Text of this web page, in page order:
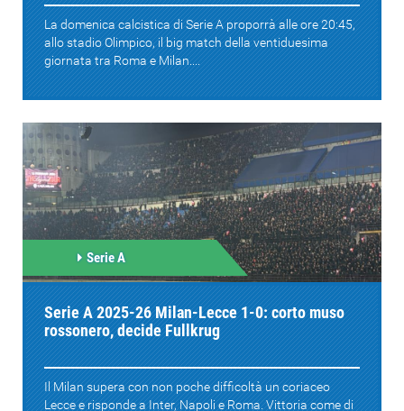
La domenica calcistica di Serie A proporrà alle ore 20:45,
allo stadio Olimpico, il big match della ventiduesima
giornata tra Roma e Milan....
Serie A
Serie A 2025-26 Milan-Lecce 1-0: corto muso
rossonero, decide Fullkrug
Il Milan supera con non poche difficoltà un coriaceo
Lecce e risponde a Inter, Napoli e Roma. Vittoria come di